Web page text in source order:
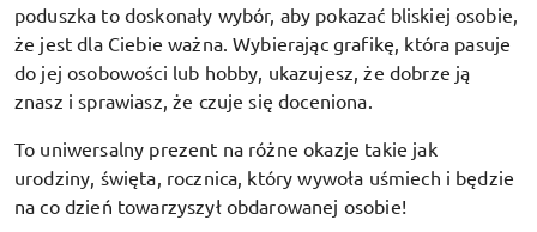
poduszka to doskonały wybór, aby pokazać bliskiej osobie,
że jest dla Ciebie ważna. Wybierając grafikę, która pasuje
do jej osobowości lub hobby, ukazujesz, że dobrze ją
znasz i sprawiasz, że czuje się doceniona.
To uniwersalny prezent na różne okazje takie jak
urodziny, święta, rocznica, który wywoła uśmiech i będzie
na co dzień towarzyszył obdarowanej osobie!